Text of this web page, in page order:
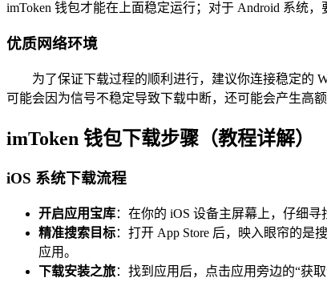
imToken 钱包才能在上面稳定运行；对于 Android 系统
优质网络环境
为了保证下载过程的顺利进行，建议你连接稳定的
可能会因为信号不稳定导致下载中断，还可能会产生高
imToken 钱包下载步骤（教程详解）
iOS 系统下载流程
开启应用宝库：在你的 iOS 设备主屏幕上，仔细寻
精准搜索目标：打开 App Store 后，映入眼帘的是
应用。
下载安装之旅：找到应用后，点击应用旁边的“获